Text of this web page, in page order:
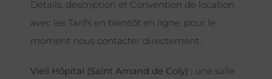
Détails, description et Convention de location
avec les Tarifs en bientôt en ligne, pour le
moment nous contacter directement.
Vieil Hôpital (Saint Amand de Coly) : une salle